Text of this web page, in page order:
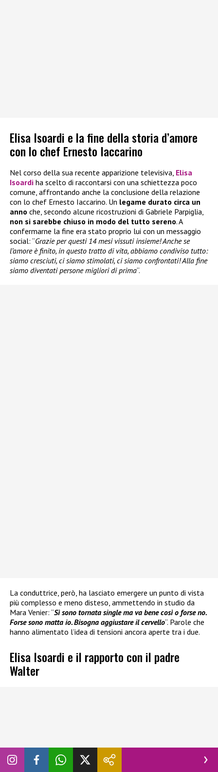
Elisa Isoardi e la fine della storia d’amore
con lo chef Ernesto Iaccarino
Nel corso della sua recente apparizione televisiva, Elisa
Isoardi ha scelto di raccontarsi con una schiettezza poco
comune, affrontando anche la conclusione della relazione
con lo chef Ernesto Iaccarino. Un legame durato circa un
anno che, secondo alcune ricostruzioni di Gabriele Parpiglia,
non si sarebbe chiuso in modo del tutto sereno. A
confermarne la fine era stato proprio lui con un messaggio
social: “Grazie per questi 14 mesi vissuti insieme! Anche se
l’amore è finito, in questo tratto di vita, abbiamo condiviso tutto:
siamo cresciuti, ci siamo stimolati, ci siamo confrontati! Alla fine
siamo diventati persone migliori di prima“.
La conduttrice, però, ha lasciato emergere un punto di vista
più complesso e meno disteso, ammettendo in studio da
Mara Venier: “Sì sono tornata single ma va bene così o forse no.
Forse sono matta io. Bisogna aggiustare il cervello“. Parole che
hanno alimentato l’idea di tensioni ancora aperte tra i due.
Elisa Isoardi e il rapporto con il padre
Walter